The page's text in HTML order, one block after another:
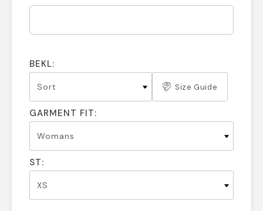
BEKL:
Size Guide
GARMENT FIT:
ST: